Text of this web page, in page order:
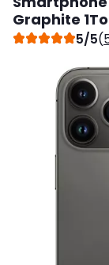
Graphite
5/5(